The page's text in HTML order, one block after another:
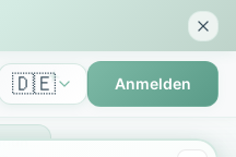
🇩🇪 Anmelden
Nutzungsbedingungen - GhibliIA | Bezaubernde kreative Vereinbarung